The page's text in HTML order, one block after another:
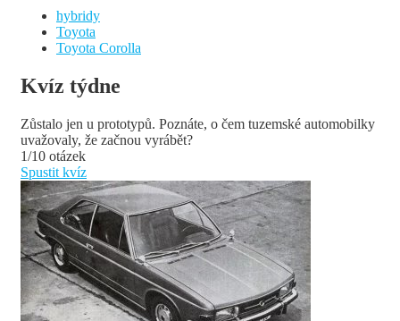
hybridy
Toyota
Toyota Corolla
Kvíz týdne
Zůstalo jen u prototypů. Poznáte, o čem tuzemské automobilky
uvažovaly, že začnou vyrábět?
1/10 otázek
Spustit kvíz